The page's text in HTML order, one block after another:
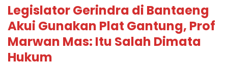
Legislator Gerindra di Bantaeng
Akui Gunakan Plat Gantung, Prof
Marwan Mas: Itu Salah Dimata
Hukum